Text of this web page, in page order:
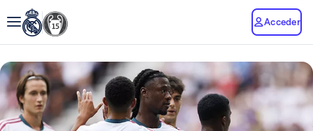
Acceder